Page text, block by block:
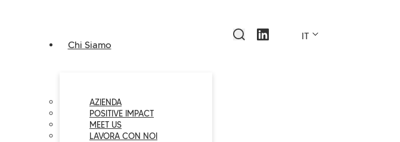
Chi Siamo
AZIENDA
POSITIVE IMPACT
MEET US
LAVORA CON NOI
IT